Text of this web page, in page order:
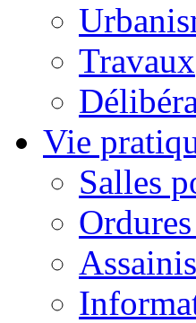
Travaux
Vie
Salles